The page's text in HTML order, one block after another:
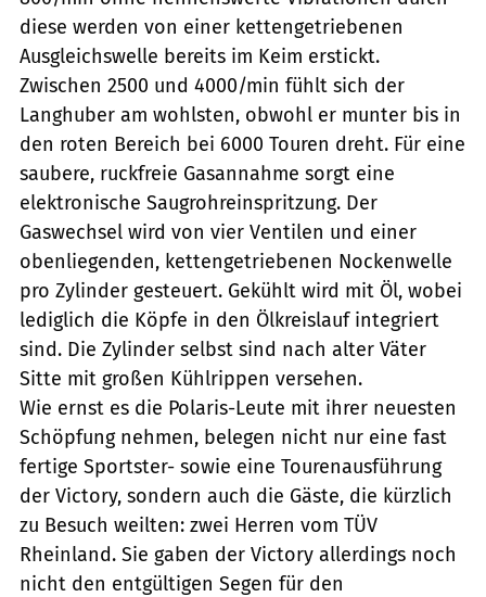
diese werden von einer kettengetriebenen
Ausgleichswelle bereits im Keim erstickt.
Zwischen 2500 und 4000/min fühlt sich der
Langhuber am wohlsten, obwohl er munter bis in
den roten Bereich bei 6000 Touren dreht. Für eine
saubere, ruckfreie Gasannahme sorgt eine
elektronische Saugrohreinspritzung. Der
Gaswechsel wird von vier Ventilen und einer
obenliegenden, kettengetriebenen Nockenwelle
pro Zylinder gesteuert. Gekühlt wird mit Öl, wobei
lediglich die Köpfe in den Ölkreislauf integriert
sind. Die Zylinder selbst sind nach alter Väter
Sitte mit großen Kühlrippen versehen.
Wie ernst es die Polaris-Leute mit ihrer neuesten
Schöpfung nehmen, belegen nicht nur eine fast
fertige Sportster- sowie eine Tourenausführung
der Victory, sondern auch die Gäste, die kürzlich
zu Besuch weilten: zwei Herren vom TÜV
Rheinland. Sie gaben der Victory allerdings noch
nicht den entgültigen Segen für den